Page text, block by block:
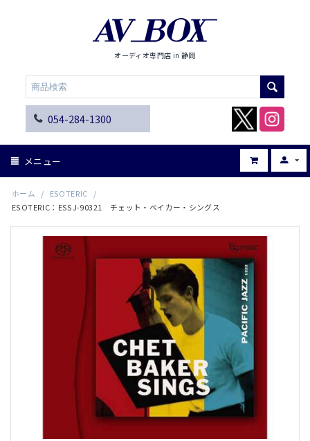
オーディオ専門店 in 静岡
054-284-1300
メニュー
ホーム / ESOTERIC
/
ESOTERIC：ESSJ-90321 チェット・ベイカー・シングス